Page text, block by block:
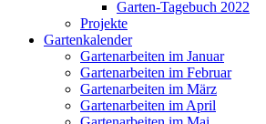
Garten-Tagebuch 2022
Projekte
Gartenkalender
Gartenarbeiten im Januar
Gartenarbeiten im Februar
Gartenarbeiten im März
Gartenarbeiten im April